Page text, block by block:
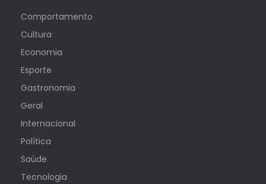
Comportamento
Cultura
Economia
Esporte
Gastronomia
Geral
Internacional
Política
Saúde
Tecnologia